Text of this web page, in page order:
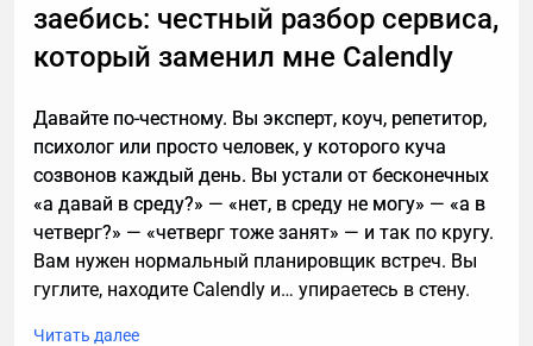
звонки мне.
заебись: честный разбор сервиса,
который заменил мне Calendly
Давайте по-честному. Вы эксперт, коуч, репетитор,
психолог или просто человек, у которого куча
созвонов каждый день. Вы устали от бесконечных
«а давай в среду?» — «нет, в среду не могу» — «а в
четверг?» — «четверг тоже занят» — и так по кругу.
Вам нужен нормальный планировщик встреч. Вы
гуглите, находите Calendly и… упираетесь в стену.
Читать далее